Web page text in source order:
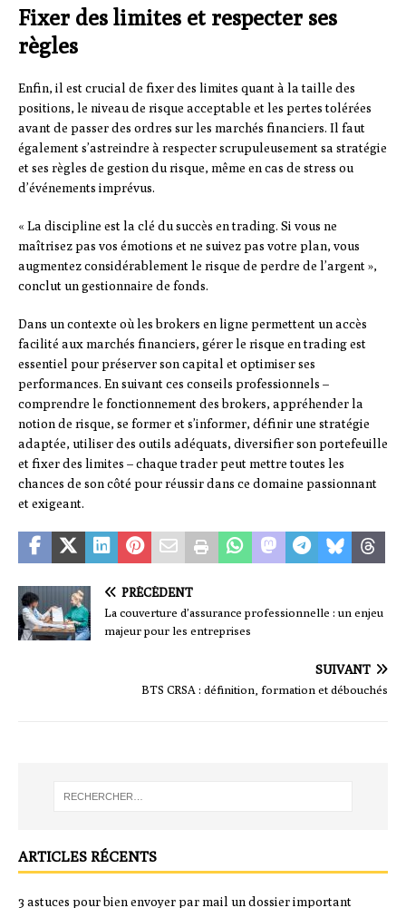
Fixer des limites et respecter ses
règles
Enfin, il est crucial de fixer des limites quant à la taille des
positions, le niveau de risque acceptable et les pertes tolérées
avant de passer des ordres sur les marchés financiers. Il faut
également s’astreindre à respecter scrupuleusement sa stratégie
et ses règles de gestion du risque, même en cas de stress ou
d’événements imprévus.
« La discipline est la clé du succès en trading. Si vous ne
maîtrisez pas vos émotions et ne suivez pas votre plan, vous
augmentez considérablement le risque de perdre de l’argent »,
conclut un gestionnaire de fonds.
Dans un contexte où les brokers en ligne permettent un accès
facilité aux marchés financiers, gérer le risque en trading est
essentiel pour préserver son capital et optimiser ses
performances. En suivant ces conseils professionnels –
comprendre le fonctionnement des brokers, appréhender la
notion de risque, se former et s’informer, définir une stratégie
adaptée, utiliser des outils adéquats, diversifier son portefeuille
et fixer des limites – chaque trader peut mettre toutes les
chances de son côté pour réussir dans ce domaine passionnant
et exigeant.
PRÉCÉDENT
La couverture d’assurance professionnelle : un enjeu
majeur pour les entreprises
SUIVANT
BTS CRSA : définition, formation et débouchés
ARTICLES RÉCENTS
3 astuces pour bien envoyer par mail un dossier important